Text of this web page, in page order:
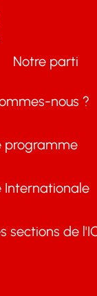
Notre parti
nous ?
programme
Internationale
sections de